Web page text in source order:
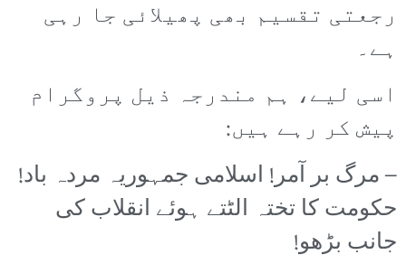
رجعتی تقسیم بھی پھیلائی جا رہی
ہے۔
اسی لیے، ہم مندرجہ ذیل پروگرام
پیش کر رہے ہیں:
– مرگ بر آمر! اسلامی جمہوریہ مردہ باد!
حکومت کا تختہ الٹتے ہوئے انقلاب کی
جانب بڑھو!